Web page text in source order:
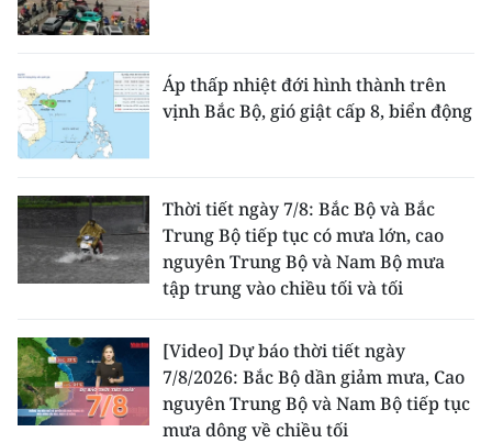
Áp thấp nhiệt đới hình thành trên
vịnh Bắc Bộ, gió giật cấp 8, biển động
Thời tiết ngày 7/8: Bắc Bộ và Bắc
Trung Bộ tiếp tục có mưa lớn, cao
nguyên Trung Bộ và Nam Bộ mưa
tập trung vào chiều tối và tối
[Video] Dự báo thời tiết ngày
7/8/2026: Bắc Bộ dần giảm mưa, Cao
nguyên Trung Bộ và Nam Bộ tiếp tục
mưa dông về chiều tối